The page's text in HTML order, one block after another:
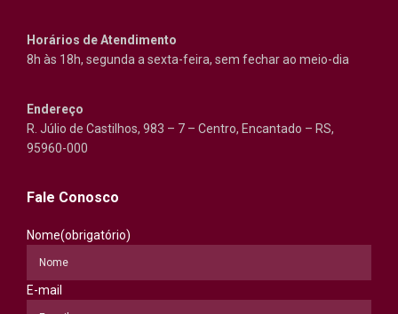
Horários de Atendimento
8h às 18h, segunda a sexta-feira, sem fechar ao meio-dia
Endereço
R. Júlio de Castilhos, 983 – 7 – Centro, Encantado – RS,
95960-000
Fale Conosco
Nome(obrigatório)
E-mail